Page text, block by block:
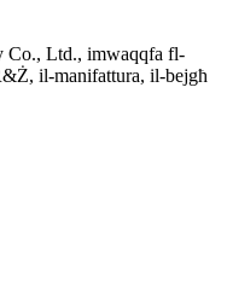
Co., Ltd., imwaqqfa fl-
il-manifattura, il-bejgħ